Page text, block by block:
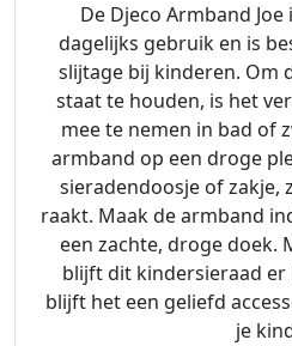
De Djeco Armband
dagelijks gebruik en is
slijtage bij kinderen. Om
staat te houden, is het
mee te nemen in bad of
armband op een droge
sieradendoosje of zakje,
raakt. Maak de armband
een zachte, droge doek.
blijft dit kindersieraad er
blijft het een geliefd
je